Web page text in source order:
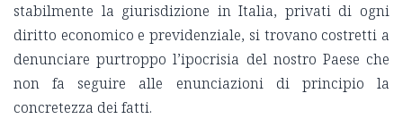
stabilmente la giurisdizione in Italia, privati di ogni
diritto economico e previdenziale, si trovano costretti a
denunciare purtroppo l’ipocrisia del nostro Paese che
non fa seguire alle enunciazioni di principio la
concretezza dei fatti.